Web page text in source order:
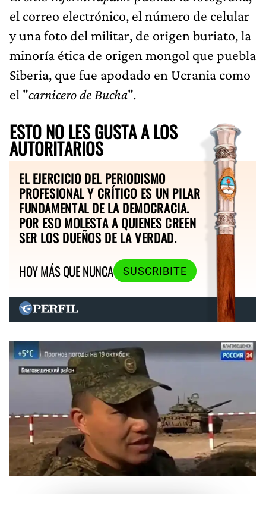
el correo electrónico, el número de celular
y una foto del militar, de origen buriato, la
minoría ética de origen mongol que puebla
Siberia, que fue apodado en Ucrania como
el "carnicero de Bucha".
ESTO NO LES GUSTA A LOS
AUTORITARIOS
EL EJERCICIO DEL PERIODISMO
PROFESIONAL Y CRÍTICO ES UN PILAR
FUNDAMENTAL DE LA DEMOCRACIA.
POR ESO MOLESTA A QUIENES CREEN
SER LOS DUEÑOS DE LA VERDAD.
HOY MÁS QUE NUNCA
SUSCRIBITE